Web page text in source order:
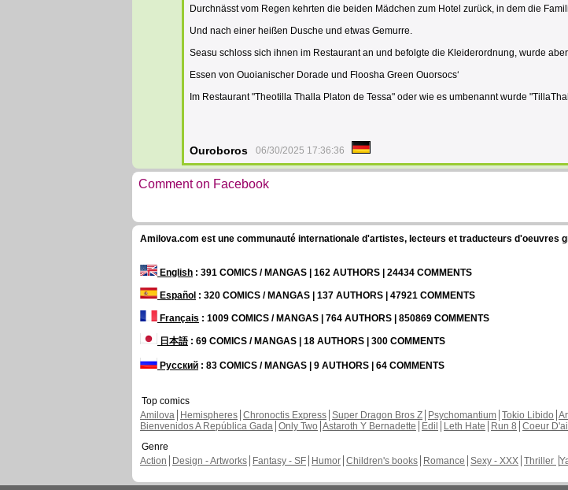
Durchnässt vom Regen kehrten die beiden Mädchen zum Hotel zurück, in dem die
Und nach einer heißen Dusche und etwas Gemurre.
Seasu schloss sich ihnen im Restaurant an und befolgte die Kleiderordnung, wurde
Essen von Ouoianischer Dorade und Floosha Green Ouorsocs‘
Im Restaurant "Theotilla Thalla Platon de Tessa" oder wie es umbenannt wurde
Ouroboros 06/30/2025 17:36:36
Comment on Facebook
Amilova.com est une communauté internationale d'artistes, lecteurs et traducteurs d'oeuvres
English : 391 COMICS / MANGAS | 162 AUTHORS | 24434 COMMENTS
Español : 320 COMICS / MANGAS | 137 AUTHORS | 47921 COMMENTS
Français : 1009 COMICS / MANGAS | 764 AUTHORS | 850869 COMMENTS
日本語: 69 COMICS / MANGAS | 18 AUTHORS | 300 COMMENTS
Русский : 83 COMICS / MANGAS | 9 AUTHORS | 64 COMMENTS
Top comics
Amilova
Hemispheres Chronoctis Express Super Dragon Bros Z Psychomantium Tokio Libido
Bienvenidos A República Gada Only Two Astaroth Y Bernadette Edil Leth Hate Run 8 Coeur
Genre
Action
Design - Artworks Fantasy - SF Humor Children's books Romance Sexy - XXX Thriller